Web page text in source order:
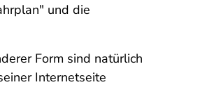
und die
Form sind natürlich
Internetseite